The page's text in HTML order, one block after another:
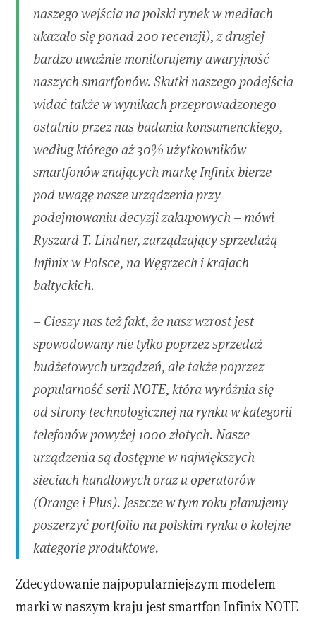
naszego wejścia na polski rynek w mediach
ukazało się ponad 200 recenzji), z drugiej
bardzo uważnie monitorujemy awaryjność
naszych smartfonów. Skutki naszego podejścia
widać także w wynikach przeprowadzonego
ostatnio przez nas badania konsumenckiego,
według którego aż 30% użytkowników
smartfonów znających markę Infinix bierze
pod uwagę nasze urządzenia przy
podejmowaniu decyzji zakupowych – mówi
Ryszard T. Lindner, zarządzający sprzedażą
Infinix w Polsce, na Węgrzech i krajach
bałtyckich.
– Cieszy nas też fakt, że nasz wzrost jest
spowodowany nie tylko poprzez sprzedaż
budżetowych urządzeń, ale także poprzez
popularność serii NOTE, która wyróżnia się
od strony technologicznej na rynku w kategorii
telefonów powyżej 1000 złotych. Nasze
urządzenia są dostępne w największych
sieciach handlowych oraz u operatorów
(Orange i Plus). Jeszcze w tym roku planujemy
poszerzyć portfolio na polskim rynku o kolejne
kategorie produktowe.
Zdecydowanie najpopularniejszym modelem
marki w naszym kraju jest smartfon Infinix NOTE